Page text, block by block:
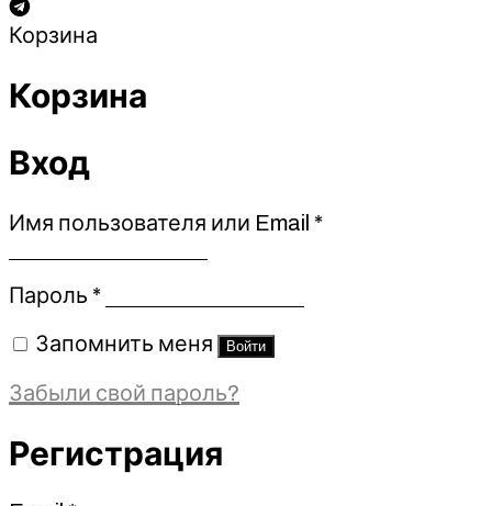
Корзина
Корзина
Вход
Имя пользователя или Email *Обязательно
Пароль *Обязательно
Запомнить меня Войти
Забыли свой пароль?
Регистрация